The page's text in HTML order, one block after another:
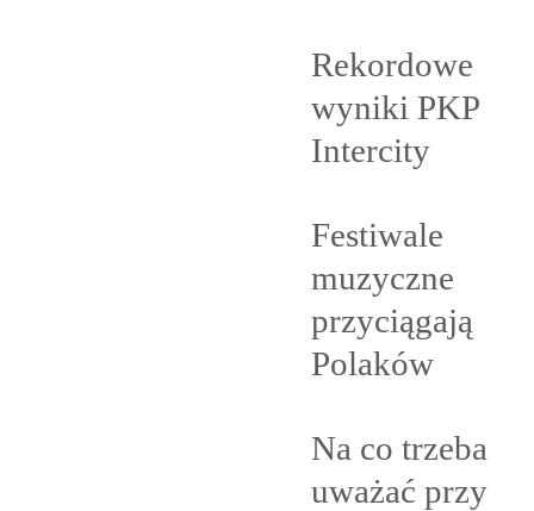
Rekordowe
wyniki PKP
Intercity
Festiwale
muzyczne
przyciągają
Polaków
Na co trzeba
uważać przy